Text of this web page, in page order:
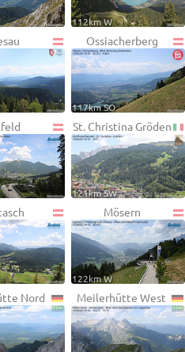
112km W
Ossiacherberg
117km SO
St. Christina Gröden
121km SW
Mösern
122km W
Nord Meilerhütte West